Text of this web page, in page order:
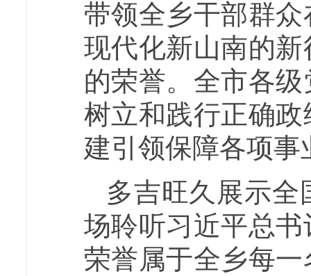
带领全乡干部群
现代化新山南的
的荣誉。全市各
树立和践行正确
建引领保障各项事
多吉旺久展示
场聆听习近平总
荣誉属于全乡每